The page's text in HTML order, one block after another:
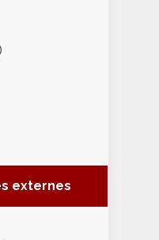
externes